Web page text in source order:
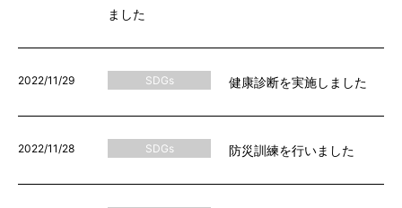
ました
2022/11/29 SDGs 健康診断を実施しました
2022/11/28 SDGs 防災訓練を行いました